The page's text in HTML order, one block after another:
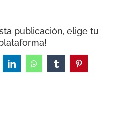
publicación, elige tu
LinkedInWhatsAppTumblrPinterest